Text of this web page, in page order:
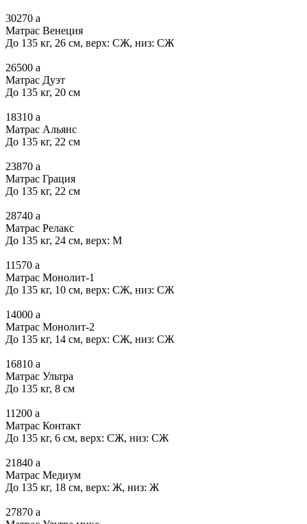
30270 a
Матрас Венеция
До 135 кг, 26 см, верх: СЖ, низ: СЖ
26500 a
Матрас Дуэт
До 135 кг, 20 см
18310 a
Матрас Альянс
До 135 кг, 22 см
23870 a
Матрас Грация
До 135 кг, 22 см
28740 a
Матрас Релакс
До 135 кг, 24 см, верх: М
11570 a
Матрас Монолит-1
До 135 кг, 10 см, верх: СЖ, низ: СЖ
14000 a
Матрас Монолит-2
До 135 кг, 14 см, верх: СЖ, низ: СЖ
16810 a
Матрас Ультра
До 135 кг, 8 см
11200 a
Матрас Контакт
До 135 кг, 6 см, верх: СЖ, низ: СЖ
21840 a
Матрас Медиум
До 135 кг, 18 см, верх: Ж, низ: Ж
27870 a